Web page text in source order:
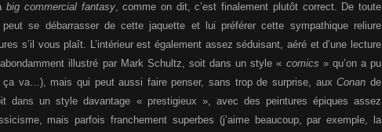
big commercial fantasy, comme on dit, c’est finalement plutôt correct. De toute
se débarrasser de cette jaquette et lui préférer cette sympathique reliure
s’il vous plaît. L’intérieur est également assez séduisant, aéré et d’une lecture
illustré par Mark Schultz, soit dans un style « comics » qu’on a pu
ça va…), mais qui peut aussi faire penser, sans trop de surprise, auxConan de
dans un style davantage « prestigieux », avec des peintures épiques assez
mais parfois franchement superbes (j’aime beaucoup, par exemple, la